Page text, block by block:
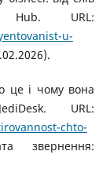
URL:
u-
це і чому вона
URL:
chto-
звернення: